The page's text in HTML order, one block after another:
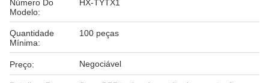
Número Do
Modelo:
HX-TYTX1
Quantidade
Mínima:
100 peças
Preço: Negociável